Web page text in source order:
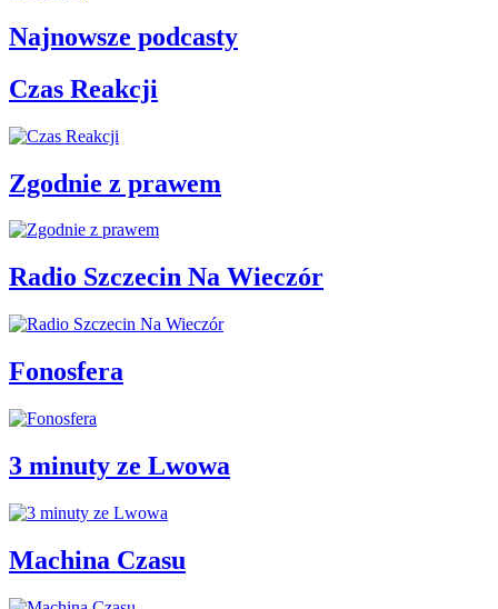
Najnowsze podcasty
Czas Reakcji
Zgodnie z prawem
Radio Szczecin Na Wieczór
Fonosfera
3 minuty ze Lwowa
Machina Czasu